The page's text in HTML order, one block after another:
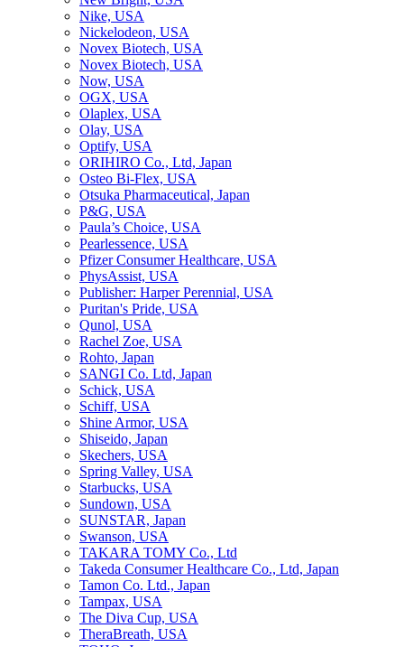
Nike, USA
Niсkelodeon, USA
Novex Biotech, USA
Novex Biotech, USA
Now, USA
OGX, USA
Olaplex, USA
Olay, USA
Optify, USA
ORIHIRO Co., Ltd, Japan
Osteo Bi-Flex, USA
Otsuka Pharmaceutical, Japan
P&G, USA
Paula’s Choice, USA
Pearlessence, USA
Pfizer Consumer Healthcare, USA
PhysAssist, USA
Publisher: Harper Perennial, USA
Puritan's Pride, USA
Qunol, USA
Rachel Zoe, USA
Rohto, Japan
SANGI Co. Ltd, Japan
Schick, USA
Schiff, USA
Shine Armor, USA
Shiseido, Japan
Skechers, USA
Spring Valley, USA
Starbucks, USA
Sundown, USA
SUNSTAR, Japan
Swanson, USA
TAKARA TOMY Co., Ltd
Takeda Consumer Healthcare Co., Ltd, Japan
Tamon Co. Ltd., Japan
Tampax, USA
The Diva Cup, USA
TheraBreath, USA